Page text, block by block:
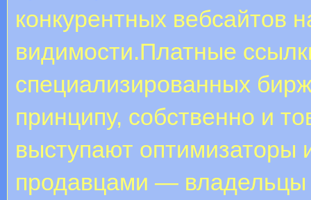
конкурентных вебсайтов
видимости.Платные
специализированных
принципу, собственно и
выступают
продавцами — владельцы